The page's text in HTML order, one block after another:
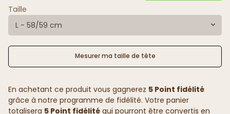
Taille
L - 58/59 cm
Mesurer ma taille de tête
En achetant ce produit vous gagnerez 5 Point fidélité
grâce à notre programme de fidélité. Votre panier
totalisera 5 Point fidélité qui pourront être convertis en